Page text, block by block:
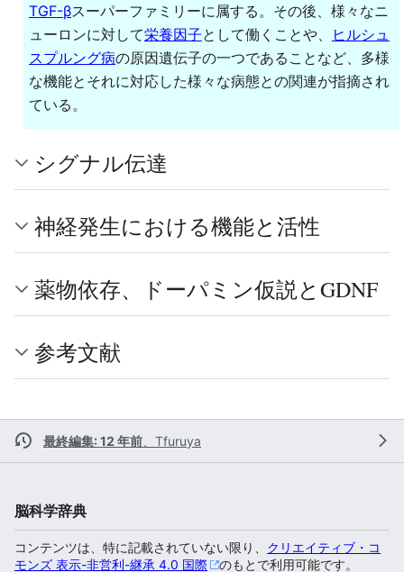
TGF-βスーパーファミリーに属する。その後、様々なニ
ューロンに対して栄養因子として働くことや、
ヒルシュ
スプルング病の原因遺伝子の一つであることなど、多様
な機能とそれに対応した様々な病態との関連が指摘され
ている。
シグナル伝達
神経発生における機能と活性
薬物依存、ドーパミン仮説とGDNF
参考文献
最終編集: 12 年前 Tfuruya
脳科学辞典
コンテンツは、特に記載されていない限り、 クリエイティブ・コ
モンズ 表示-非営利-継承 4.0 国際
のもとで利用可能です。